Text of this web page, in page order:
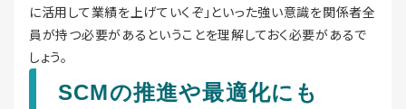
に活用して業績を上げていくぞ」といった強い意識を関係者全
員が持つ必要があるということを理解しておく必要があるで
しょう。
SCMの推進や最適化にも